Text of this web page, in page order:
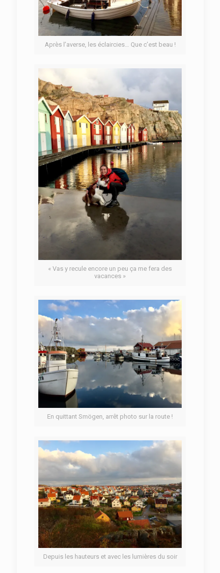
Après l’averse, les éclaircies… Que c’est beau !
« Vas y recule encore un peu ça me fera des
vacances »
En quittant Smögen, arrêt photo sur la route !
Depuis les hauteurs et avec les lumières du soir